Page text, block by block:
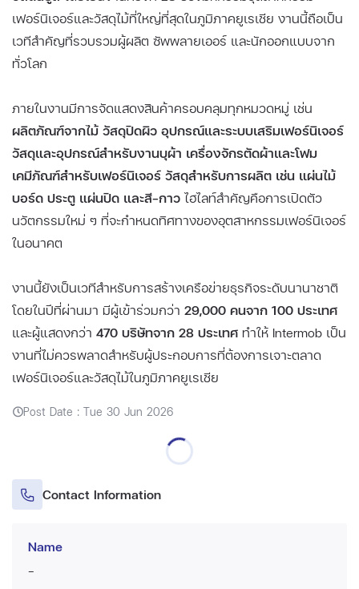
เฟอร์นิเจอร์และวัสดุไม้ที่ใหญ่ที่สุดในภูมิภาคยูเรเชีย งานนี้ถือเป็น
เวทีสำคัญที่รวบรวมผู้ผลิต ซัพพลายเออร์ และนักออกแบบจาก
ทั่วโลก
ภายในงานมีการจัดแสดงสินค้าครอบคลุมทุกหมวดหมู่ เช่น
ผลิตภัณฑ์จากไม้ วัสดุปิดผิว อุปกรณ์และระบบเสริมเฟอร์นิเจอร์
วัสดุและอุปกรณ์สำหรับงานบุผ้า เครื่องจักรตัดผ้าและโฟม
เคมีภัณฑ์สำหรับเฟอร์นิเจอร์ วัสดุสำหรับการผลิต เช่น แผ่นไม้
บอร์ด ประตู แผ่นปิด และสี–กาวไฮไลท์สำคัญคือการเปิดตัว
นวัตกรรมใหม่ ๆ ที่จะกำหนดทิศทางของอุตสาหกรรมเฟอร์นิเจอร์
ในอนาคต
งานนี้ยังเป็นเวทีสำหรับการสร้างเครือข่ายธุรกิจระดับนานาชาติ
โดยในปีที่ผ่านมา มีผู้เข้าร่วมกว่า 29,000 คนจาก 100 ประเทศ
และผู้แสดงกว่า 470 บริษัทจาก 28 ประเทศ ทำให้ Intermob เป็น
งานที่ไม่ควรพลาดสำหรับผู้ประกอบการที่ต้องการเจาะตลาด
เฟอร์นิเจอร์และวัสดุไม้ในภูมิภาคยูเรเชีย
Post Date : Tue 30 Jun 2026
Contact Information
Name
-